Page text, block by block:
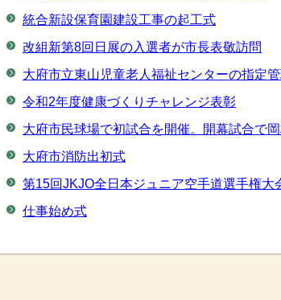
統合新設保育園建設工事の起工式
改組新第8回日展の入選者が市長表敬訪問
大府市立東山児童老人福祉センターの指定
令和2年度健康づくりチャレンジ表彰
大府市民球場で初試合を開催。開幕試合で岡
大府市消防出初式
第15回JKJO全日本ジュニア空手道選手権
仕事始め式